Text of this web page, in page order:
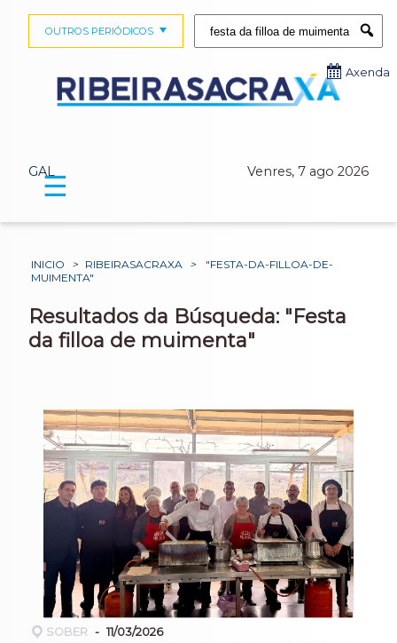
GAL Venres, 7 ago 2026
OUTROS PERIÓDICOS
Axenda
☰
INICIO > RIBEIRASACRAXA >
"FESTA-DA-FILLOA-DE-
MUIMENTA"
Resultados da Búsqueda: "Festa
da filloa de muimenta"
SOBER 11/03/2026